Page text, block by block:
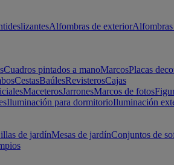
Alfombras de exteriorAlfombras
Cuadros pintados a manoMarcosPlacas
CestasBaúlesRevisterosCajas
MaceterosJarronesMarcos de fotos
Iluminación para dormitorioIluminación
de jardínMesas de jardínConjuntos de